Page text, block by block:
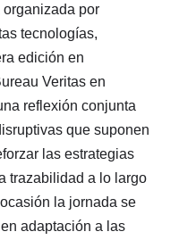
por
tecnologías,
edición en
Veritas en
reflexión conjunta
que suponen
las estrategias
trazabilidad a lo largo
la jornada se
adaptación a las